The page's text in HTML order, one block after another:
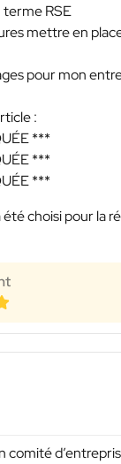
RSE
mettre en
pour mon
:
***
***
***
choisi pour la
comité